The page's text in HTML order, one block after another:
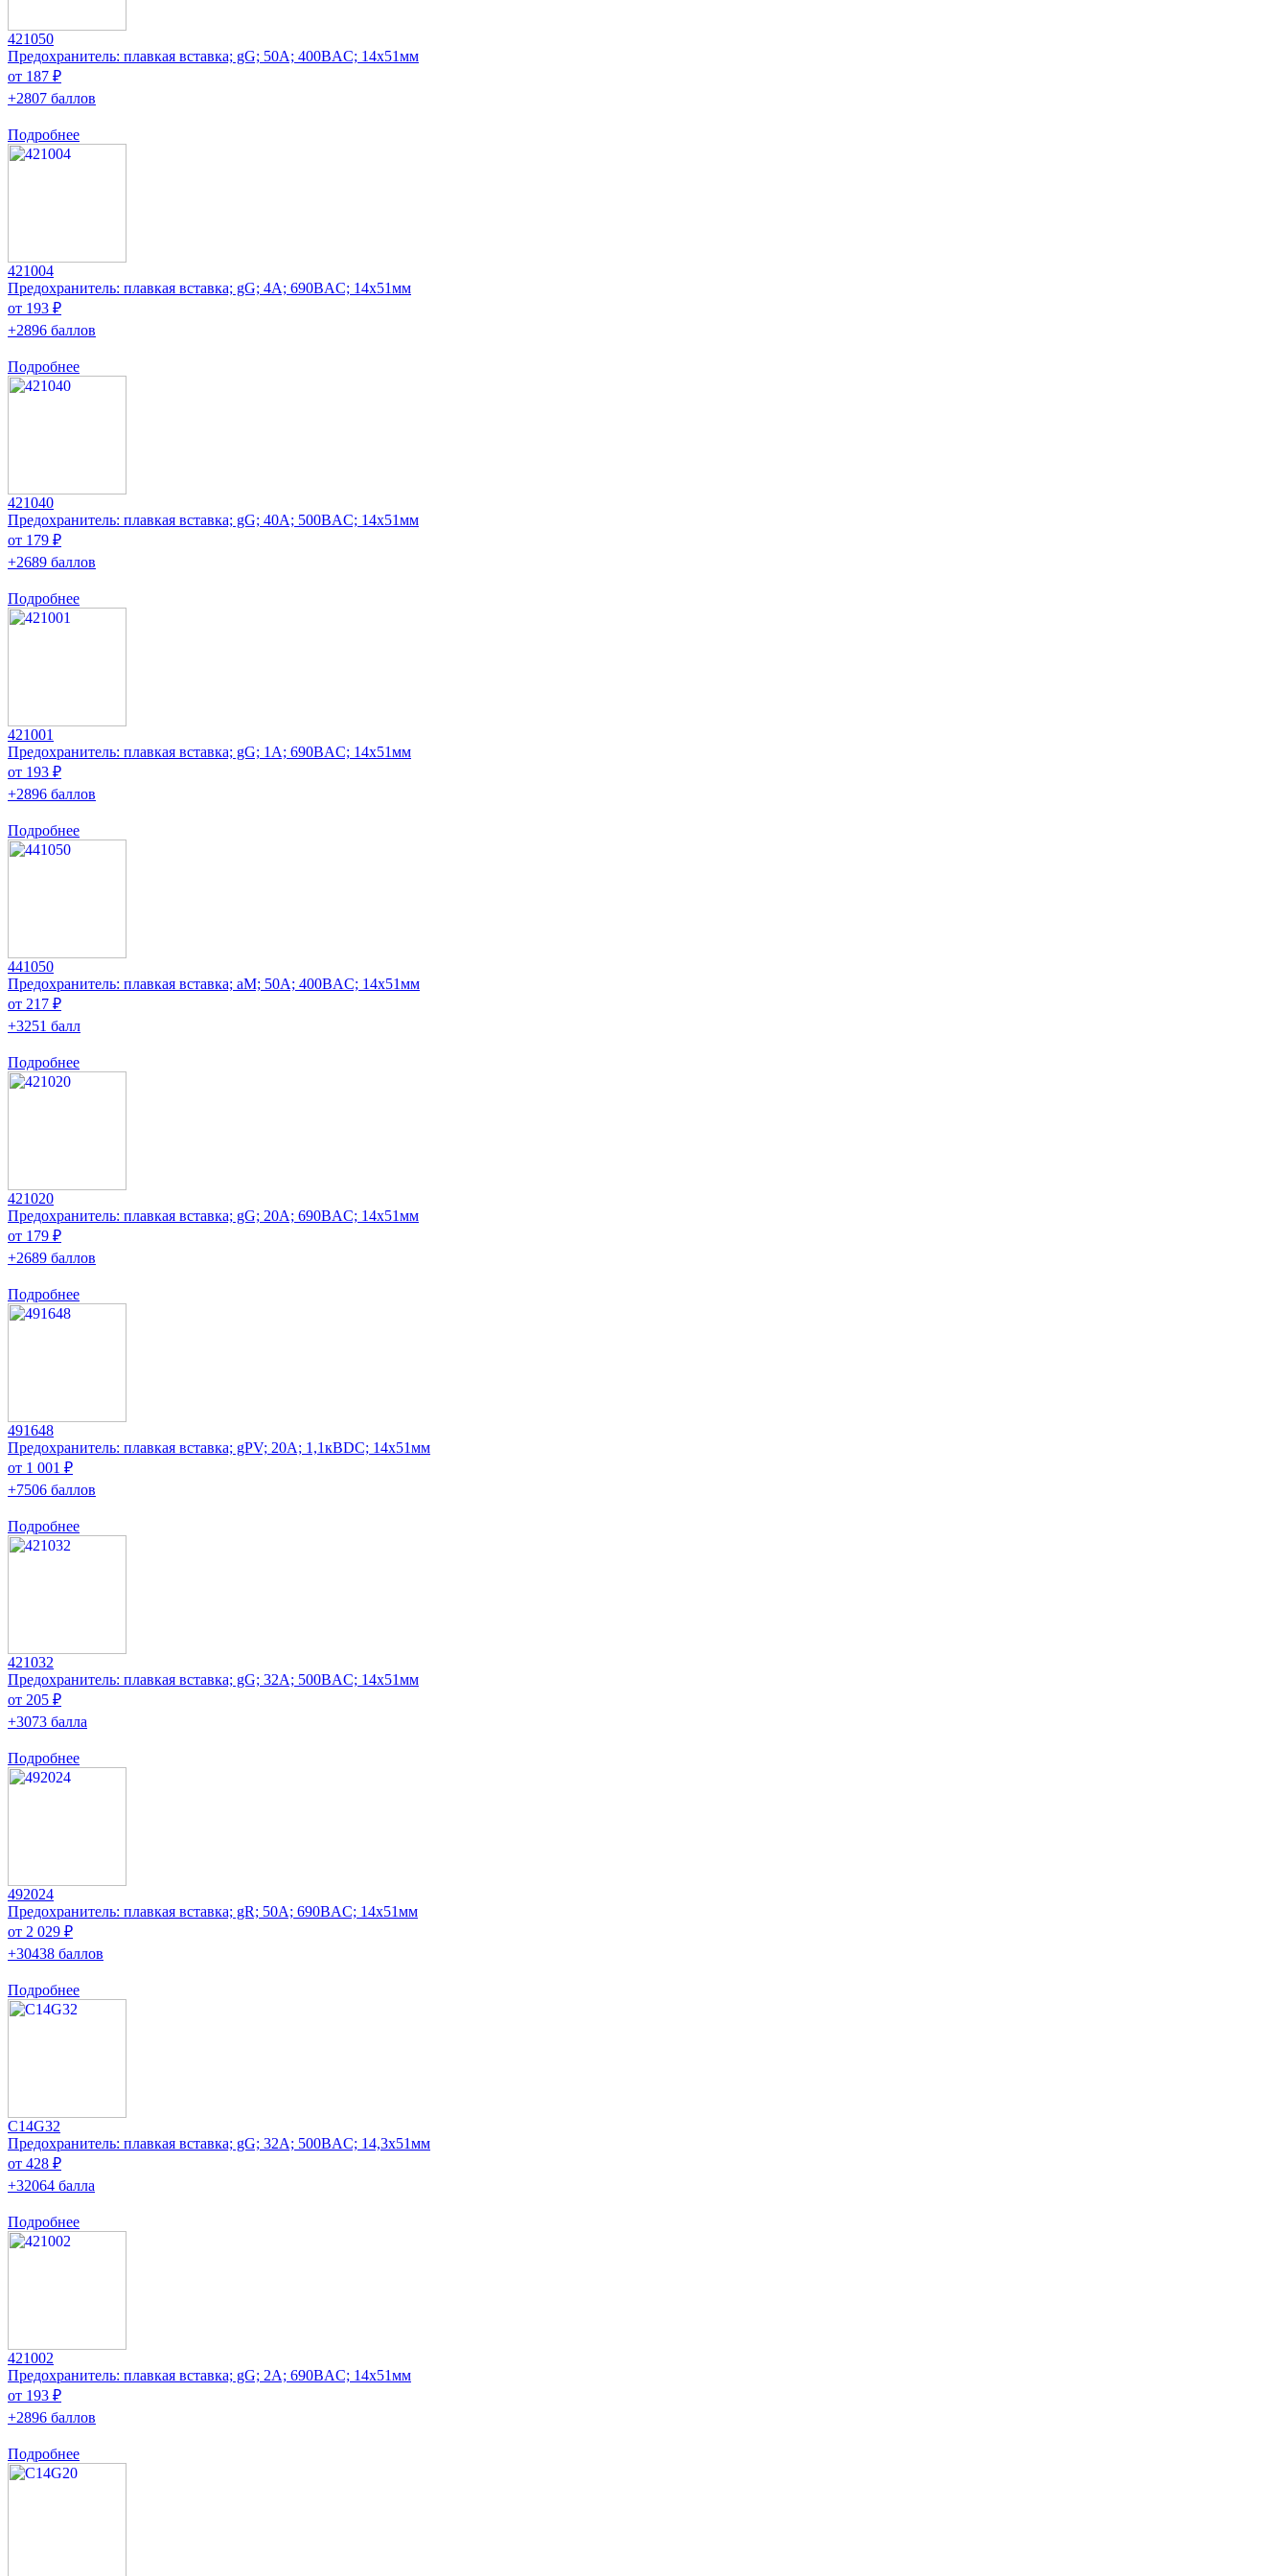
421050
Предохранитель: плавкая вставка; gG; 50А; 400ВAC; 14x51мм
от 187 ₽
+2807 баллов
Подробнее
421004
Предохранитель: плавкая вставка; gG; 4А; 690ВAC; 14x51мм
от 193 ₽
+2896 баллов
Подробнее
421040
Предохранитель: плавкая вставка; gG; 40А; 500ВAC; 14x51мм
от 179 ₽
+2689 баллов
Подробнее
421001
Предохранитель: плавкая вставка; gG; 1А; 690ВAC; 14x51мм
от 193 ₽
+2896 баллов
Подробнее
441050
Предохранитель: плавкая вставка; aM; 50А; 400ВAC; 14x51мм
от 217 ₽
+3251 балл
Подробнее
421020
Предохранитель: плавкая вставка; gG; 20А; 690ВAC; 14x51мм
от 179 ₽
+2689 баллов
Подробнее
491648
Предохранитель: плавкая вставка; gPV; 20А; 1,1кВDC; 14x51мм
от 1 001 ₽
+7506 баллов
Подробнее
421032
Предохранитель: плавкая вставка; gG; 32А; 500ВAC; 14x51мм
от 205 ₽
+3073 балла
Подробнее
492024
Предохранитель: плавкая вставка; gR; 50А; 690ВAC; 14x51мм
от 2 029 ₽
+30438 баллов
Подробнее
C14G32
Предохранитель: плавкая вставка; gG; 32А; 500ВAC; 14,3x51мм
от 428 ₽
+32064 балла
Подробнее
421002
Предохранитель: плавкая вставка; gG; 2А; 690ВAC; 14x51мм
от 193 ₽
+2896 баллов
Подробнее